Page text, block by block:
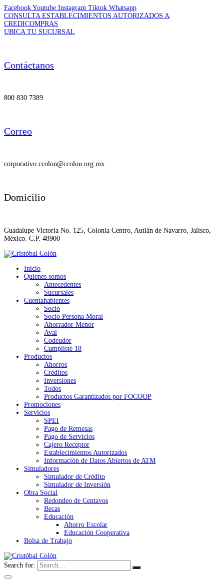
Facebook Youtube Instagram Tiktok Whatsapp
CONSULTA ESTABLECIMIENTOS AUTORIZADOS A
CREDICOMPRAS
UBICA TU SUCURSAL
Contáctanos
800 830 7389
Correo
corporativo.ccolon@ccolon.org.mx
Domicilio
Guadalupe Victoria No. 125, Colonia Centro, Autlán de Navarro, Jalisco,
México. C.P. 48900
Inicio
Quienes somos
Antecedentes
Sucursales
Cuentahabientes
Socio
Socio Persona Moral
Ahorrador Menor
Aval
Codeudor
Cumpliste 18
Productos
Ahorros
Créditos
Inversiones
Todos
Productos Garantizados por FOCOOP
Promociones
Servicios
SPEI
Pago de Remesas
Pago de Servicios
Cajero Receptor
Establecimientos Autorizados
Información de Datos Abiertos de ATM
Simuladores
Simulador de Crédito
Simulador de Inversión
Obra Social
Redondeo de Centavos
Becas
Educación
Ahorro Escolar
Educación Cooperativa
Bolsa de Trabajo
Search for: